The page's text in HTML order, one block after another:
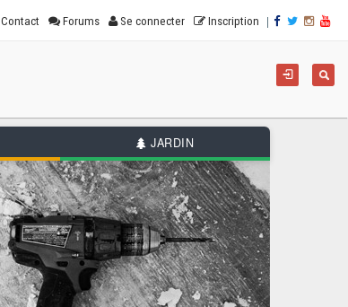
Contact Forums Se connecter Inscription |
JARDIN